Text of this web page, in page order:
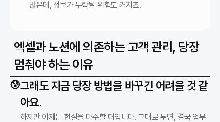
많은데, 정보가 누락될 위험도 커지죠.
엑셀과 노션에 의존하는 고객 관리, 당장
멈춰야 하는 이유
😰그래도 지금 당장 방법을 바꾸긴 어려울 것 같
아요.
하지만 이제는 현실을 마주할 때입니다. 그대로 두면, 결국 업무